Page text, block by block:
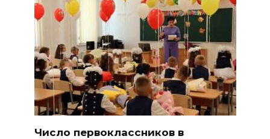
Число первоклассников в